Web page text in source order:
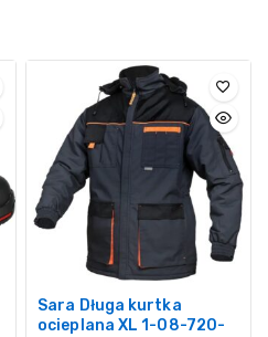
Sara Długa kurtka
ocieplana XL 1-08-720-